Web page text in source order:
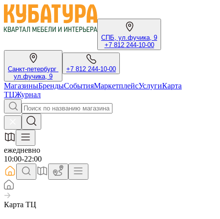
СПБ, ул.фучика, 9
+7 812 244-10-00
Санкт-петербург
ул.фучика, 9
+7 812 244-10-00
МагазиныБрендыСобытияМаркетплейсУслугиКарта
ТЦЖурнал
ежедневно
10:00-22:00
Карта ТЦ